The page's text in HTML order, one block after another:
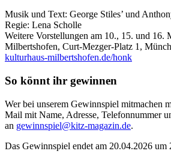
Musik und Text: George Stiles’ und
Regie: Lena Scholle
Weitere Vorstellungen am 10., 15. und 16.
Milbertshofen, Curt-Mezger-Platz 1,
kulturhaus-milbertshofen.de/honk
So könnt ihr gewinnen
Wer bei unserem Gewinnspiel mitmachen
Mail mit Name, Adresse, Telefonnummer
an gewinnspiel@kitz-magazin.de.
Das Gewinnspiel endet am 20.04.2026 um